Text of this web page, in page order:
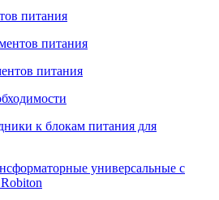
питания
питания
питания
к блокам питания для
универсальные с